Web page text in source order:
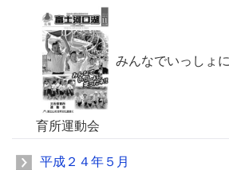
みんなでいっしょ
育所運動会
平成２４年５月